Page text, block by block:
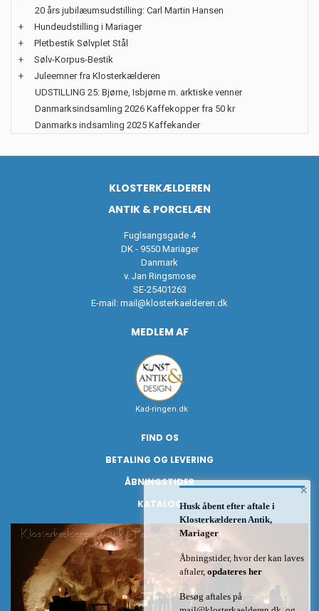
20 års jubilæumsudstilling: Carl Martin Hansen
+
Hundeudstilling i Mariager
+
Pletbestik Sølvplet Stål
+
Sølv-Korpus-Bestik
+
Juleemner fra Klosterkælderen
UDSTILLING 25: Bjørne, Isbjørne m. arktiske venner
Danmarksindsamling 2026 Kaffekopper fra 50 kr
Danmarks indsamling 2025 Kaffekander
KLOSTERKÆLDEREN
ANTIK & PORCELÆN
Fuglsangsgade 4
DK - 9550 Mariager
Danmark
v. Jan Ringsmose
SE-25401263
E-mail: mail@klosterkaelderen.dk
MEDLEM AF
Kad-ringen.dk
FIND OS
BETALING OG LEVERING
ÅBNINGSTIDER
KATALOG
×
Husk åbent efter aftale i
Klosterkælderen Antik,
Mariager
Åbningstider, hvor der kan laves
aftaler, opdateres her
Besøg aftales på